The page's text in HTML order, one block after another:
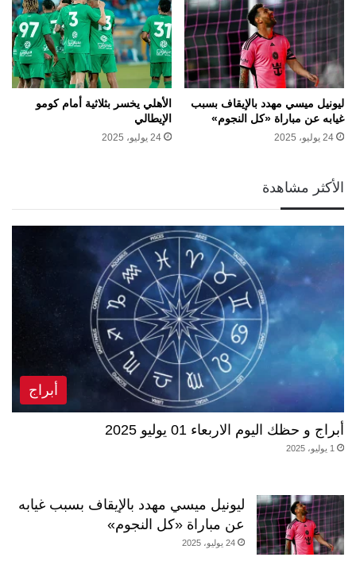
ليونيل ميسي مهدد بالإيقاف بسبب
غيابه عن مباراة «كل النجوم»
24 يوليو، 2025
الأهلي يخسر بثلاثية أمام كومو
الإيطالي
24 يوليو، 2025
الأكثر مشاهدة
أبراج
أبراج و حظك اليوم الاربعاء 01 يوليو 2025
1 يوليو، 2025
ليونيل ميسي مهدد بالإيقاف بسبب غيابه
عن مباراة «كل النجوم»
24 يوليو، 2025